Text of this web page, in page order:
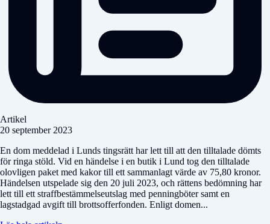
Artikel
20 september 2023
En dom meddelad i Lunds tingsrätt har lett till att den tilltalade dömts
för ringa stöld. Vid en händelse i en butik i Lund tog den tilltalade
olovligen paket med kakor till ett sammanlagt värde av 75,80 kronor.
Händelsen utspelade sig den 20 juli 2023, och rättens bedömning har
lett till ett straffbestämmelseutslag med penningböter samt en
lagstadgad avgift till brottsofferfonden. Enligt domen...